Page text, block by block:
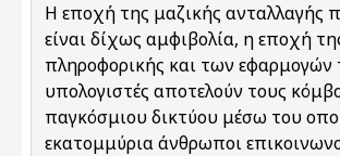
Η εποχή της μαζικής ανταλλαγής
είναι δίχως αμφιβολία, η εποχή
πληροφορικής και των εφαρμογών
υπολογιστές αποτελούν τους
παγκόσμιου δικτύου μέσω του
εκατομμύρια άνθρωποι